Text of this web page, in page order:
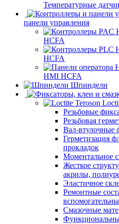
Температурные
панели управления
HCFA
HCFA
HMI HCFA
Шпиндели
Резьбовые
Резьбовая
Вал-втулочные
Герметизация
прокладок
Моментальное
Жесткое
акрилы,
Эластичное
Ремонтные
Смазочные